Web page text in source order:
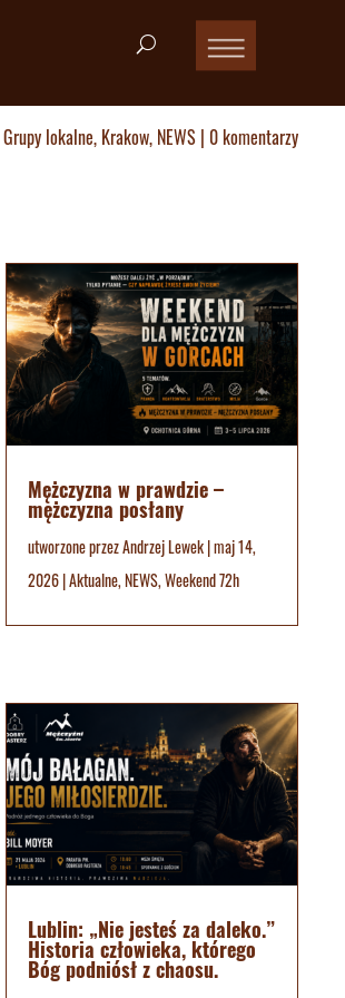
Grupy lokalne, Krakow, NEWS | 0 komentarzy
Mężczyzna w prawdzie –
mężczyzna posłany
utworzone przezAndrzej Lewek|maj 14,
2026|Aktualne,NEWS,Weekend 72h
Lublin: „Nie jesteś za daleko.”
Historia człowieka, którego
Bóg podniósł z chaosu.